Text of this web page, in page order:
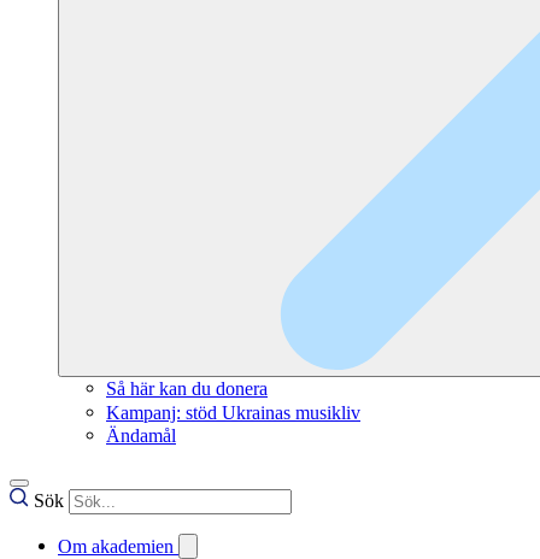
Så här kan du donera
Kampanj: stöd Ukrainas musikliv
Ändamål
Sök
Om akademien